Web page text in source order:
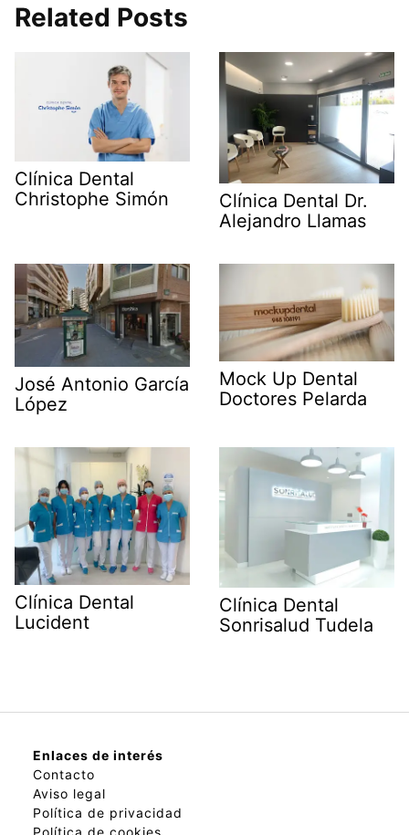
Related Posts
Clínica Dental
Christophe Simón
Clínica Dental Dr.
Alejandro Llamas
José Antonio García
López
Mock Up Dental
Doctores Pelarda
Clínica Dental
Lucident
Clínica Dental
Sonrisalud Tudela
Enlaces de interés
Contacto
Aviso legal
Política de privacidad